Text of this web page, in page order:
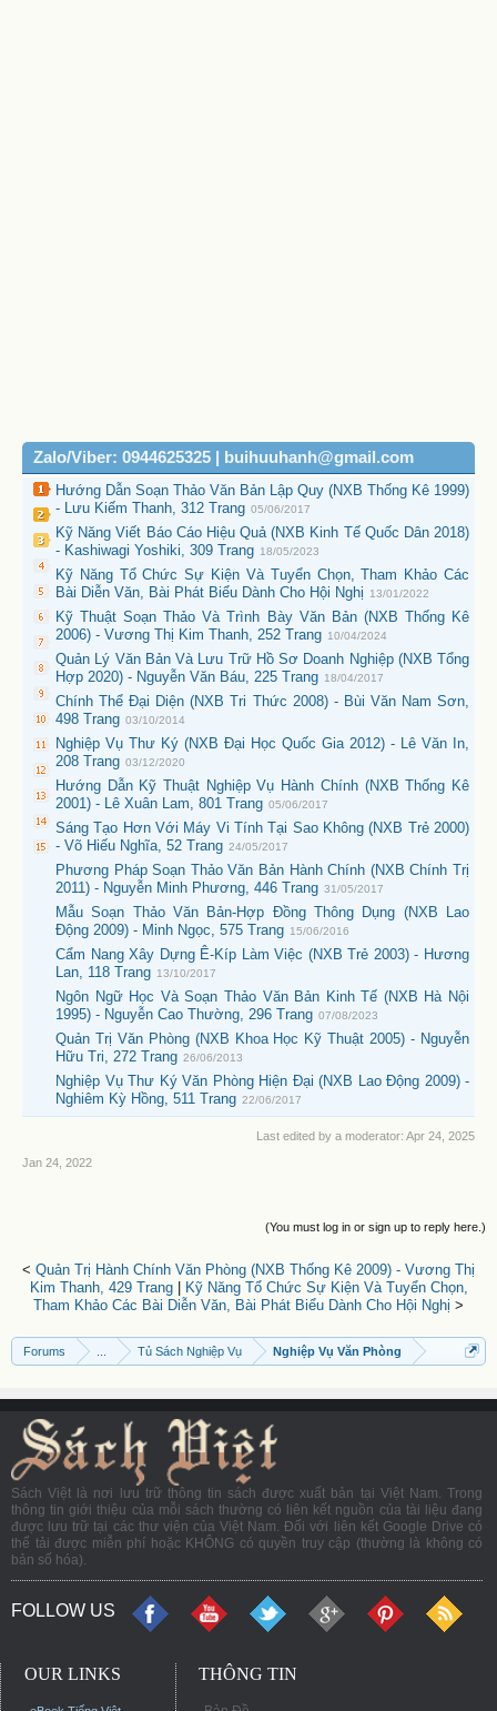
Zalo/Viber: 0944625325 | buihuuhanh@gmail.com
Hướng Dẫn Soạn Thảo Văn Bản Lập Quy (NXB Thống Kê 1999)
- Lưu Kiếm Thanh, 312 Trang 05/06/2017
Kỹ Năng Viết Báo Cáo Hiệu Quả (NXB Kinh Tế Quốc Dân 2018)
- Kashiwagi Yoshiki, 309 Trang 18/05/2023
Kỹ Năng Tổ Chức Sự Kiện Và Tuyển Chọn, Tham Khảo Các
Bài Diễn Văn, Bài Phát Biểu Dành Cho Hội Nghị
13/01/2022
Kỹ Thuật Soạn Thảo Và Trình Bày Văn Bản (NXB Thống Kê
2006) - Vương Thị Kim Thanh, 252 Trang 10/04/2024
Quản Lý Văn Bản Và Lưu Trữ Hồ Sơ Doanh Nghiệp (NXB Tổng
Hợp 2020) - Nguyễn Văn Báu, 225 Trang 18/04/2017
Chính Thể Đại Diện (NXB Tri Thức 2008) - Bùi Văn Nam Sơn,
498 Trang 03/10/2014
Nghiệp Vụ Thư Ký (NXB Đại Học Quốc Gia 2012) - Lê Văn In,
208 Trang 03/12/2020
Hướng Dẫn Kỹ Thuật Nghiệp Vụ Hành Chính (NXB Thống Kê
2001) - Lê Xuân Lam, 801 Trang 05/06/2017
Sáng Tạo Hơn Với Máy Vi Tính Tại Sao Không (NXB Trẻ 2000)
- Võ Hiếu Nghĩa, 52 Trang 24/05/2017
Phương Pháp Soạn Thảo Văn Bản Hành Chính (NXB Chính Trị
2011) - Nguyễn Minh Phương, 446 Trang 31/05/2017
Mẫu Soạn Thảo Văn Bản-Hợp Đồng Thông Dụng (NXB Lao
Động 2009) - Minh Ngọc, 575 Trang 15/06/2016
Cẩm Nang Xây Dựng Ê-Kíp Làm Việc (NXB Trẻ 2003) - Hương
Lan, 118 Trang 13/10/2017
Ngôn Ngữ Học Và Soạn Thảo Văn Bản Kinh Tế (NXB Hà Nội
1995) - Nguyễn Cao Thường, 296 Trang 07/08/2023
Quản Trị Văn Phòng (NXB Khoa Học Kỹ Thuật 2005) - Nguyễn
Hữu Tri, 272 Trang 26/06/2013
Nghiệp Vụ Thư Ký Văn Phòng Hiện Đại (NXB Lao Động 2009) -
Nghiêm Kỳ Hồng, 511 Trang 22/06/2017
Last edited by a moderator: Apr 24, 2025
Jan 24, 2022
(You must log in or sign up to reply here.)
< Quản Trị Hành Chính Văn Phòng (NXB Thống Kê 2009) - Vương Thị
Kim Thanh, 429 Trang|
Kỹ Năng Tổ Chức Sự Kiện Và Tuyển Chọn,
Tham Khảo Các Bài Diễn Văn, Bài Phát Biểu Dành Cho Hội Nghị >
Forums Tủ Sách Nghiệp Vụ Nghiệp Vụ Văn Phòng
Sách Việt là nơi lưu trữ thông tin sách được xuất bản tại Việt Nam. Trong
thông tin giới thiệu của mỗi sách thường có liên kết nguồn của tài liệu đang
được lưu trữ tại các thư viện của Việt Nam. Đối với liên kết Google Drive có
thể tải được miễn phí hoặc KHÔNG có quyền truy cập (thường là không có
bản số hóa).
FOLLOW US
OUR LINKS THÔNG TIN